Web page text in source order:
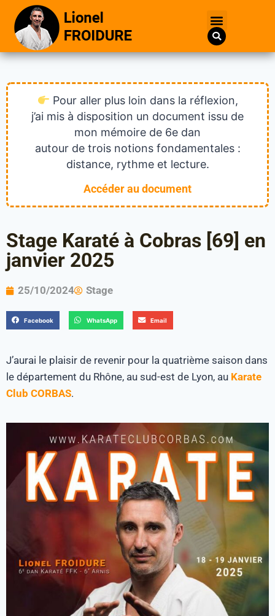
Pour aller plus loin dans la réflexion,
j’ai mis à disposition un document issu de
mon mémoire de 6e dan
autour de trois notions fondamentales :
distance, rythme et lecture.
Accéder au document
Stage Karaté à Cobras [69] en
janvier 2025
25/10/2024 Stage
Facebook WhatsApp Email
J’aurai le plaisir de revenir pour la quatrième saison dans
le département du Rhône, au sud-est de Lyon, au Karate
Club CORBAS.